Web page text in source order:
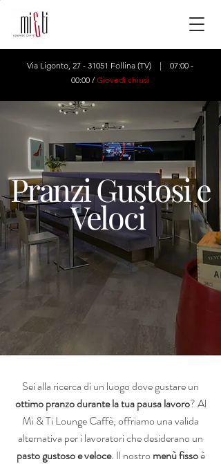
Via Ligonto, 27 - 31051 Follina (TV) | 07:00 -
00:00 /Giovedì chiusi
Pranzi Gustosi e
Veloci
Sei alla ricerca di un luogo dove gustare un
ottimo pranzo durante la tua pausa lavoro? Al
Mi & Ti Lounge Caffè, offriamo una valida
alternativa per i lavoratori che desiderano un
pasto gustoso e veloce. Il nostro menù fissoè